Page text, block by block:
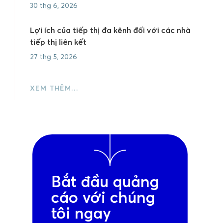
30 thg 6, 2026
Lợi ích của tiếp thị đa kênh đối với các nhà
tiếp thị liên kết
27 thg 5, 2026
XEM THÊM…
Bắt đầu quảng
cáo với chúng
tôi ngay